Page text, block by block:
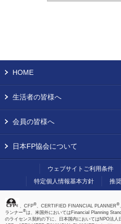
HOME
生活者の皆様へ
会員の皆様へ
日本FP協会について
ウェブサイトご利用条件
特定個人情報基本方針
推
、CFP® 、CERTIFIED FINANCIAL PLANNER®
ランナー®は、米国外においてはFinancial Planning
のライセンス契約の下に、日本国内においてはNPO法人